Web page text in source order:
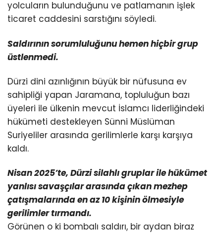
yolcuların bulunduğunu ve patlamanın işlek
ticaret caddesini sarstığını söyledi.
Saldırının sorumluluğunu hemen hiçbir grup
üstlenmedi.
Dürzi dini azınlığının büyük bir nüfusuna ev
sahipliği yapan Jaramana, topluluğun bazı
üyeleri ile ülkenin mevcut İslamcı liderliğindeki
hükümeti destekleyen Sünni Müslüman
Suriyeliler arasında gerilimlerle karşı karşıya
kaldı.
Nisan 2025’te, Dürzi silahlı gruplar ile hükümet
yanlısı savaşçılar arasında çıkan mezhep
çatışmalarındaen az 10 kişinin ölmesiyle
gerilimler tırmandı.
Görünen o ki bombalı saldırı, bir aydan biraz